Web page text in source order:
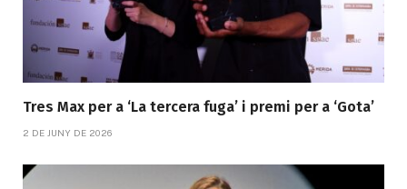
Tres Max per a ‘La tercera fuga’ i premi per a ‘Gota’
2 DE JUNY DE 2026